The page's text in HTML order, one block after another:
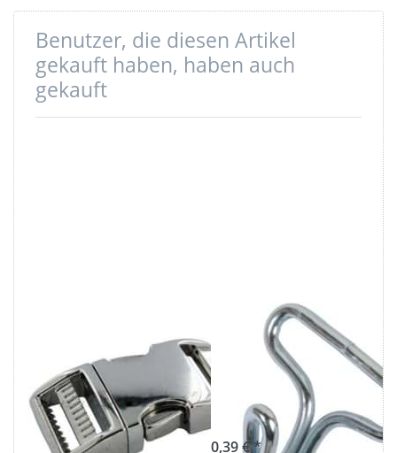
Benutzer, die diesen Artikel
gekauft haben, haben auch
gekauft
aus Alu - 25mm
Durchlass -
einseitig
regulierbar - 1
Stück
Drahthaken
Stahl - verzinkt -
20mm
Durchlass - 1
Stück
0,39 € *